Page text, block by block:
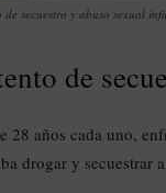
secuestro y abuso sexual
de
28 años cada uno,
drogar y